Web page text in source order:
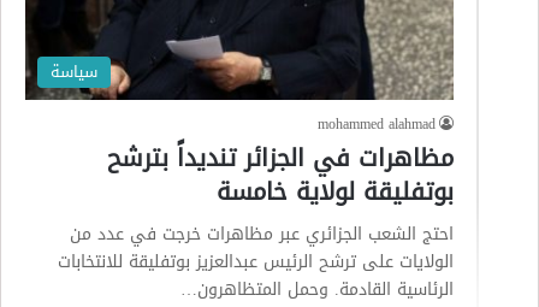
سياسة
mohammed alahmad
مظاهرات في الجزائر تنديداً بترشح
بوتفليقة لولاية خامسة
احتج الشعب الجزائري عبر مظاهرات خرجت في عدد من
الولايات على ترشح الرئيس عبدالعزيز بوتفليقة للانتخابات
الرئاسية القادمة. وحمل المتظاهرون…